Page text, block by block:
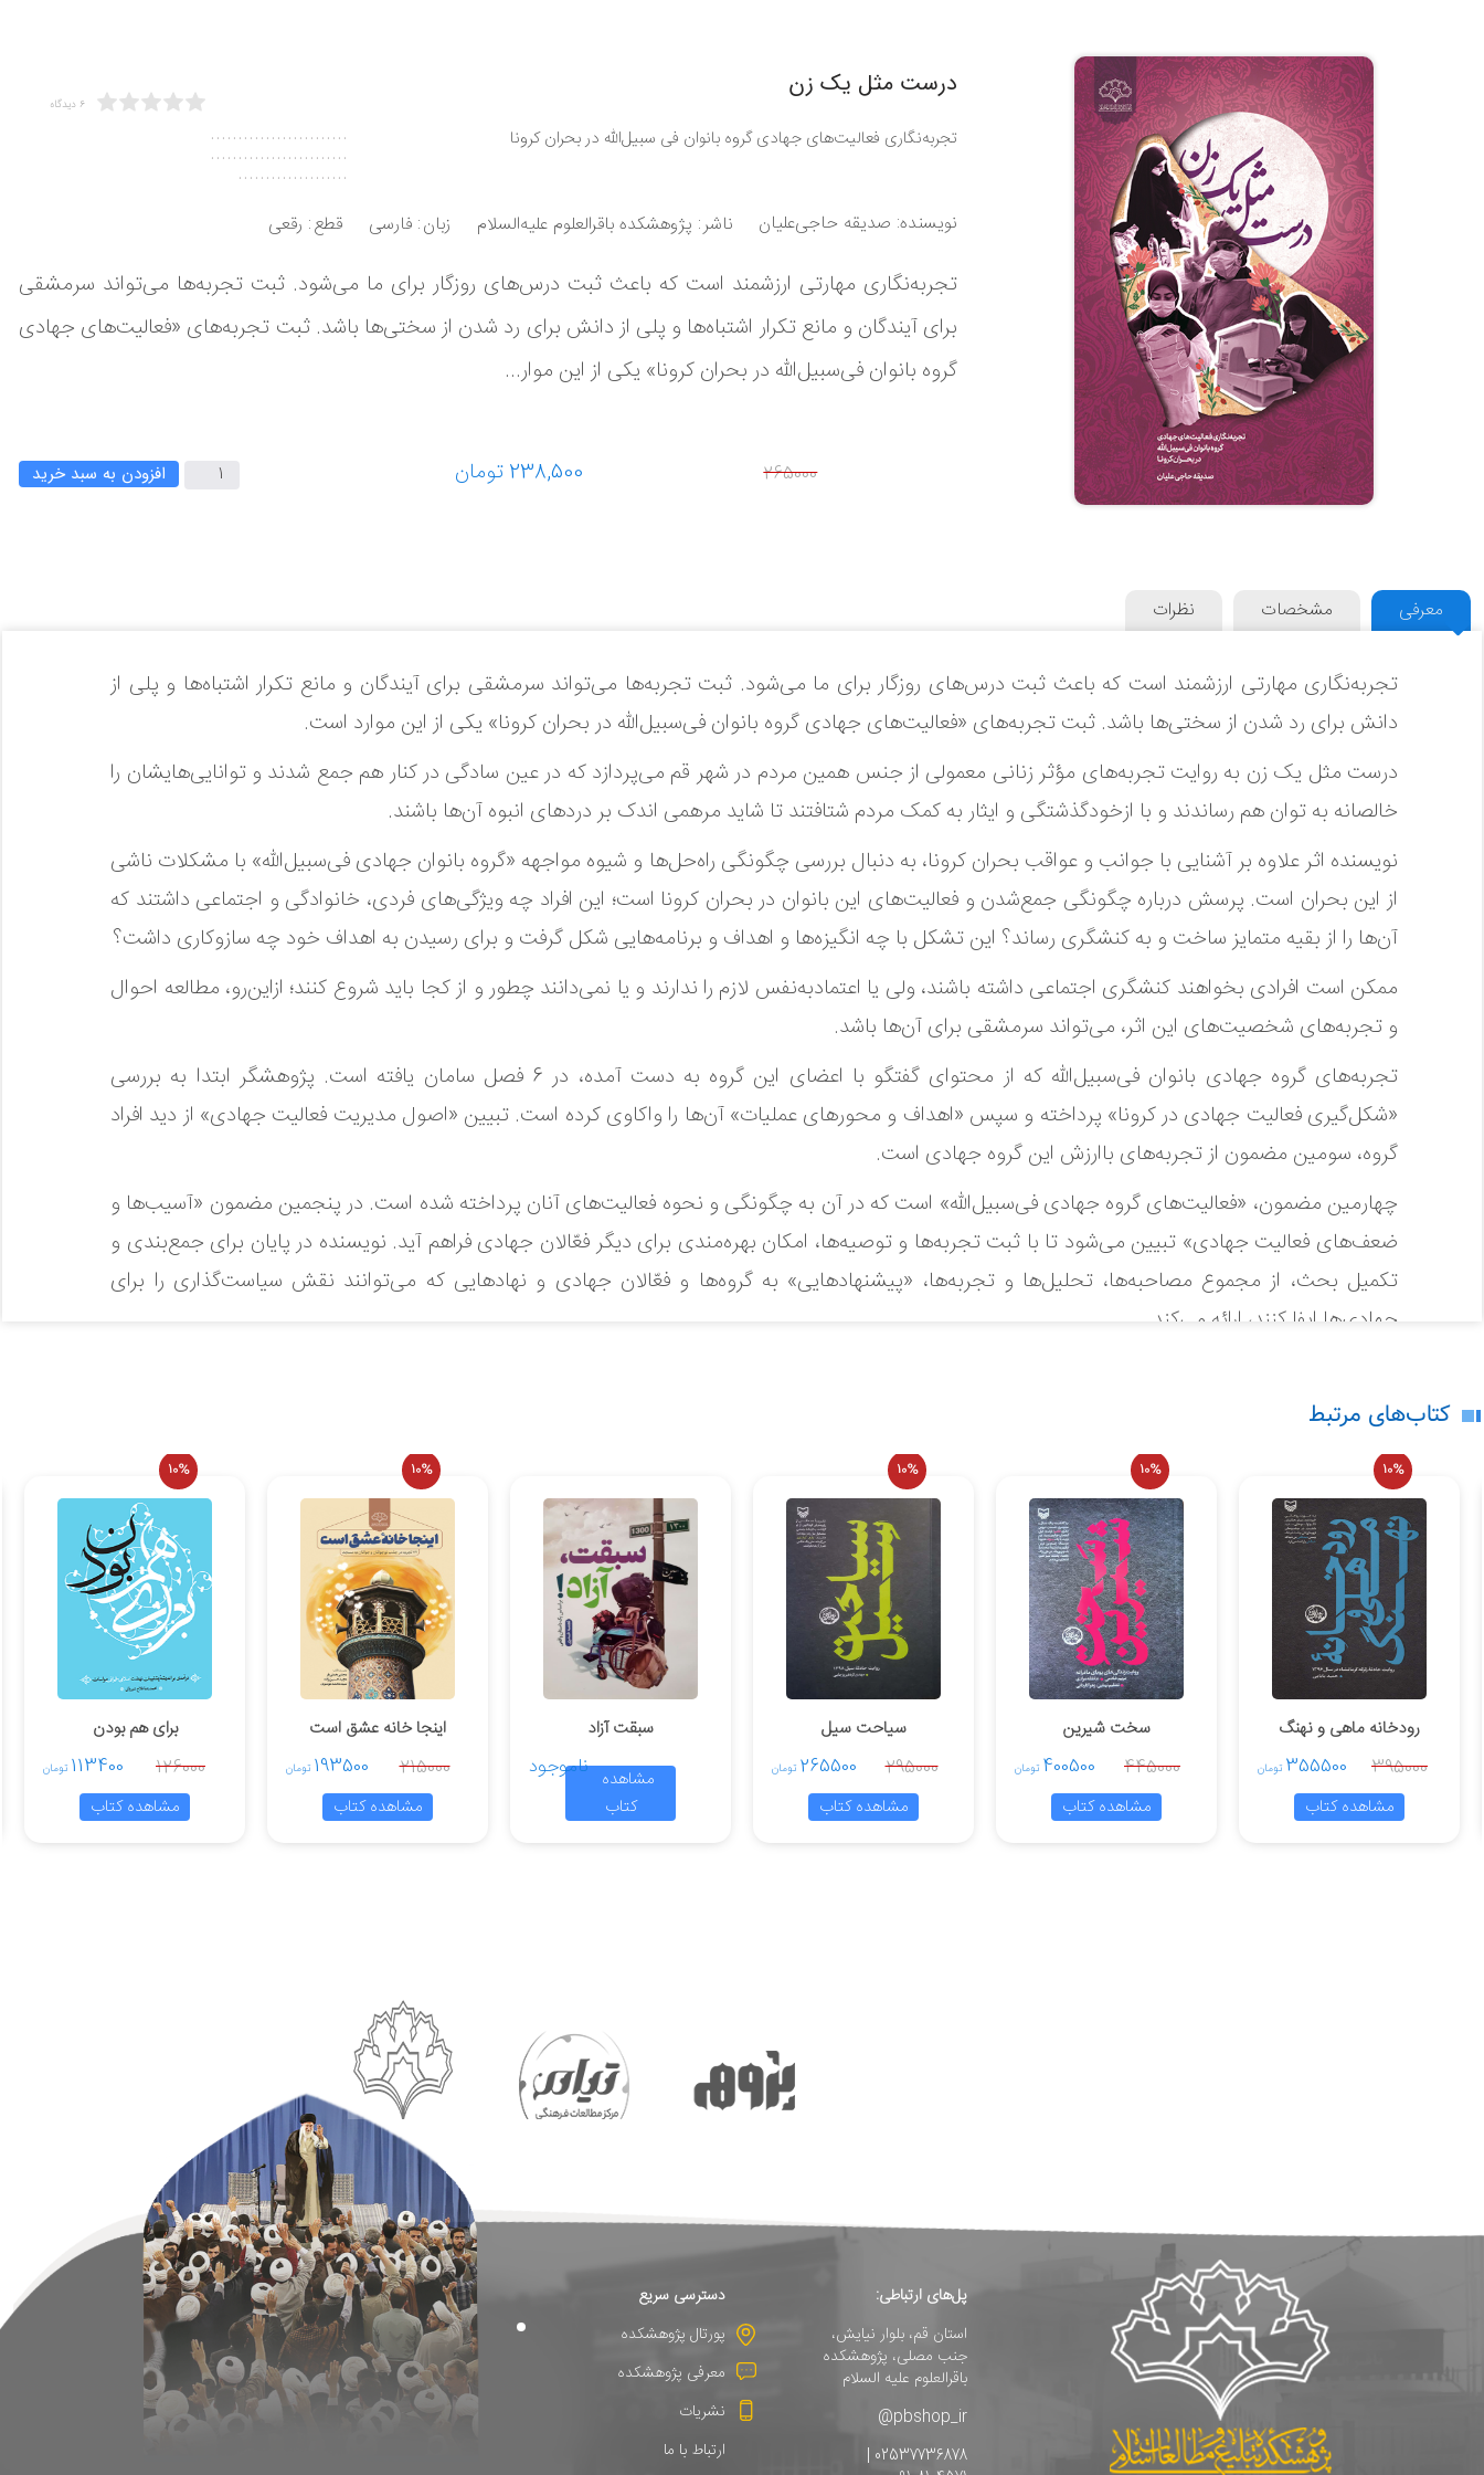
درست مثل یک زن
تجربه‌نگاری فعالیت‌های جهادی گروه بانوان فی سبیل‌الله در بحران کرونا
6 دیدگاه
.........................
.........................
....................
نویسنده: صدیقه حاجی‌علیان ناشر پژوهشکده باقرالعلوم علیه‌السلام زبان فارسی قطع رقعی
تجربه‌نگاری مهارتی ارزشمند است که باعث ثبت درس‌های روزگار برای ما می‌شود. ثبت تجربه‌ها می‌تواند سرمشقی
برای آیندگان و مانع تکرار اشتباه‌ها و پلی از دانش برای رد شدن از سختی‌ها باشد. ثبت تجربه‌های «فعالیت‌های جهادی
گروه بانوان فی‌سبیل‌الله در بحران کرونا» یکی از این موار...
افزودن به سبد خرید
معرفی مشخصات نظرات
تجربه‌نگاری مهارتی ارزشمند است که باعث ثبت درس‌های روزگار برای ما می‌شود. ثبت تجربه‌ها می‌تواند سرمشقی برای آیندگان و مانع تکرار اشتباه‌ها و پلی از
دانش برای رد شدن از سختی‌ها باشد. ثبت تجربه‌های «فعالیت‌های جهادی گروه بانوان فی‌سبیل‌الله در بحران کرونا» یکی از این موارد است.
درست مثل یک زن به روایت تجربه‌‌های مؤثر زنانی معمولی از جنس همین مردم در شهر قم می‌پردازد که در عین سادگی در کنار هم جمع شدند و توانایی‌هایشان را
خالصانه به توان هم رساندند و با ازخودگذشتگی و ایثار به کمک مردم شتافتند تا شاید مرهمی اندک بر دردهای انبوه آن‌ها باشند.
نویسنده اثر علاوه‌‌ بر آشنایی با جوانب و عواقب بحران کرونا، به دنبال بررسی چگونگی راه‌حل‌ها و شیوه مواجهه «گروه بانوان جهادی فی‌‌سبیل‌‌الله» با مشکلات ناشی
از این بحران است. پرسش درباره چگونگی جمع‌‌شدن و فعالیت‌های این بانوان در بحران کرونا است؛ این افراد چه ویژگی‌های فردی، خانوادگی و اجتماعی داشتند که
آن‌ها را از بقیه متمایز ساخت و به کنشگری رساند؟ این تشکل با چه انگیزه‌ها و اهداف و برنامه‌هایی شکل‌ گرفت و برای رسیدن به اهداف خود چه سازوکاری داشت؟
ممکن است افرادی بخواهند کنشگری اجتماعی داشته باشند، ولی یا اعتمادبه‌نفس لازم را ندارند و یا نمی‌‌دانند چطور و از کجا باید شروع کنند؛ ازاین‌‌رو، مطالعه احوال
و تجربه‌‌های شخصیت‌های این اثر، می‌تواند سرمشقی برای آن‌ها باشد.
تجربه‌‌های گروه جهادی بانوان فی‌‌سبیل‌‌الله که از محتوای گفتگو با اعضای این گروه به دست آمده، در 6 فصل سامان یافته است. پژوهشگر ابتدا به بررسی
«شکل‌‌گیری فعالیت جهادی در کرونا» پرداخته‌ و سپس «اهداف و محورهای عملیات» آن‌ها را واکاوی کرده‌ است. تبیین «اصول مدیریت فعالیت جهادی» از دید افراد
گروه، سومین مضمون از تجربه‌‌های باارزش این گروه جهادی است.
چهارمین مضمون، «فعالیت‌های گروه جهادی فی‌‌سبیل‌‌الله» است که در آن به چگونگی و نحوه فعالیت‌های آنان پرداخته شده است. در پنجمین مضمون «آسیب‌ها و
ضعف‌های فعالیت جهادی» تبیین می‌شود تا با ثبت تجربه‌‌ها و توصیه‌ها، امکان بهره‌مندی برای دیگر فعّالان جهادی فراهم آید. نویسنده در پایان برای جمع‌بندی و
تکمیل بحث، از مجموع مصاحبه‌ها، تحلیل‌ها و تجربه‌‌ها، «پیشنهادهایی» به گروه‌ها و فعّالان جهادی و نهادهایی که می‌توانند نقش سیاست‌گذاری را برای
جهادی‌ها ایفا کنند، ارائه می‌کند.
در حال حاضر هیچ نظری برای این محصول وجود ندارد.
لطفاً انتقادات و پیشنهادات خود را ارسال نمایید.
کتاب‌های مرتبط
10%
رودخانه ماهی و نهنگ
355500 تومان 395000
مشاهده کتاب
10%
سخت شیرین
400500 تومان 445000
مشاهده کتاب
10%
سیاحت سیل
265500 تومان 295000
مشاهده کتاب
سبقت آزاد
ناموجود مشاهده
کتاب
10%
اینجا خانه عشق است
193500 تومان 215000
مشاهده کتاب
10%
برای هم بودن
113400 تومان 126000
مشاهده کتاب
پل‌های ارتباطی:
استان قم، بلوار نیایش،
جنب مصلی، پژوهشکده
باقرالعلوم علیه السلام
pbshop_ir@
02537736878 |
دسترسی سریع
پورتال پژوهشکده
معرفی پژوهشکده
نشریات
ارتباط با ما